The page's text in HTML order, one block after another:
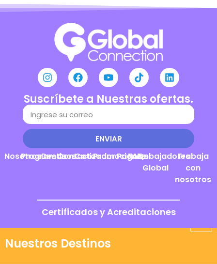
Suscríbete a Nuestras ofertas.
ENVIAR
Nosotros
Programas
Destinos
Contacto
Cotizador
Promociones
Pagos
FAQs
Embajadores
Global
Trabaja
con
nosotros
Certificados y Acreditaciones
Nuestros Destinos